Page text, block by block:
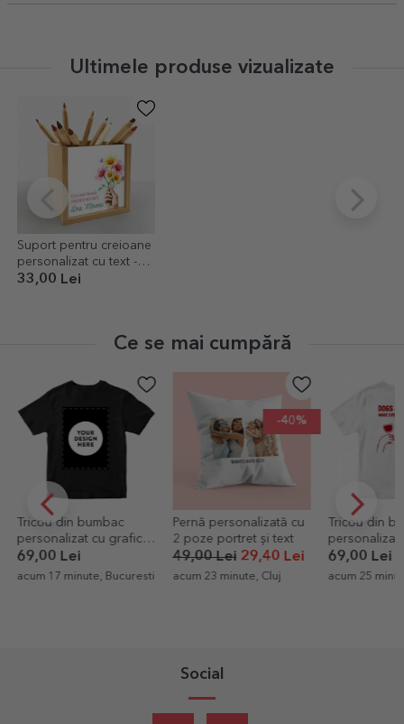
Ultimele produse vizualizate
Suport pentru creioane
personalizat cu text -
Flori pentru tine
33,00 Lei
Ce se mai cumpără
Tricou din bumbac
personalizat cu grafica
ta portret
69,00 Lei
acum 17 minute, Bucuresti
-40%
Pernă personalizată cu
2 poze portret și text
49,00 Lei29,40 Lei
acum 23 minute, Cluj
Tricou din
personalizat
Wine
69,00 Lei
acum 25
Social